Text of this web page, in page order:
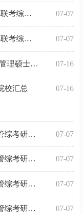
报考人必看，全新角度2025年管理类联考综合能力命题趋 07-07
报考人必看，全新角度2025年管理类联考综合能力命题趋 07-07
985高校适合专科生申请的MBA工商管理硕士考的有哪些？ 07-16
校汇总 07-16
报考人必看，全新角度2026考研199管综考研冲刺阶段备考 07-07
报考人必看，全新角度2026考研199管综考研提高阶段备考 07-07
报考人必看，全新角度2026考研199管综考研强化阶段备考 07-07
报考人必看，全新角度2026考研199管综考研基础阶段备考 07-07